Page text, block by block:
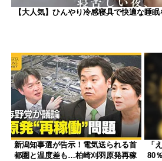
【大人気】ひんやり冷感寝具で快適な睡眠
新潟知事選が告示！電気送られる首
都圏と温度差も…柏崎刈羽原発再稼
「
80